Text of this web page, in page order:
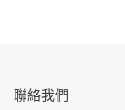
聯絡我們